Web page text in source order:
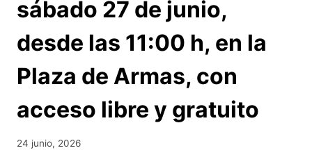
sábado 27 de junio,
desde las 11:00 h, en la
Plaza de Armas, con
acceso libre y gratuito
24 junio, 2026